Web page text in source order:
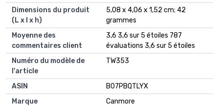
Dimensions du produit
(L x l x h)
5,08 x 4,06 x 1,52 cm; 42
grammes
Moyenne des
commentaires client
3,6 3,6 sur 5 étoiles 787
évaluations 3,6 sur 5 étoiles
Numéro du modèle de
l'article
TW353
ASIN
B07PBQTLYX
Marque
Canmore